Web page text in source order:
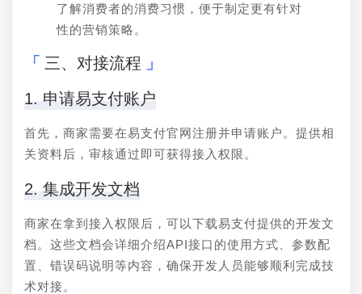
了解消费者的消费习惯，便于制定更有针对
性的营销策略。
三、对接流程
1. 申请易支付账户
首先，商家需要在易支付官网注册并申请账户。提供相
关资料后，审核通过即可获得接入权限。
2. 集成开发文档
商家在拿到接入权限后，可以下载易支付提供的开发文
档。这些文档会详细介绍API接口的使用方式、参数配
置、错误码说明等内容，确保开发人员能够顺利完成技
术对接。